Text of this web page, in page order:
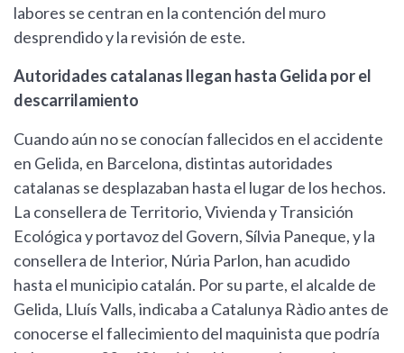
labores se centran en la contención del muro
desprendido y la revisión de este.
Autoridades catalanas llegan hasta Gelida por el
descarrilamiento
Cuando aún no se conocían fallecidos en el accidente
en Gelida, en Barcelona, distintas autoridades
catalanas se desplazaban hasta el lugar de los hechos.
La consellera de Territorio, Vivienda y Transición
Ecológica y portavoz del Govern, Sílvia Paneque, y la
consellera de Interior, Núria Parlon, han acudido
hasta el municipio catalán. Por su parte, el alcalde de
Gelida, Lluís Valls, indicaba a Catalunya Ràdio antes de
conocerse el fallecimiento del maquinista que podría